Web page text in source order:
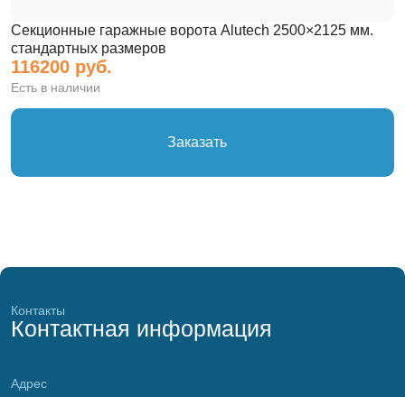
Секционные гаражные ворота Alutech 2500×2125 мм.
стандартных размеров
116200 руб.
Есть в наличии
Заказать
Контакты
Контактная информация
Адрес